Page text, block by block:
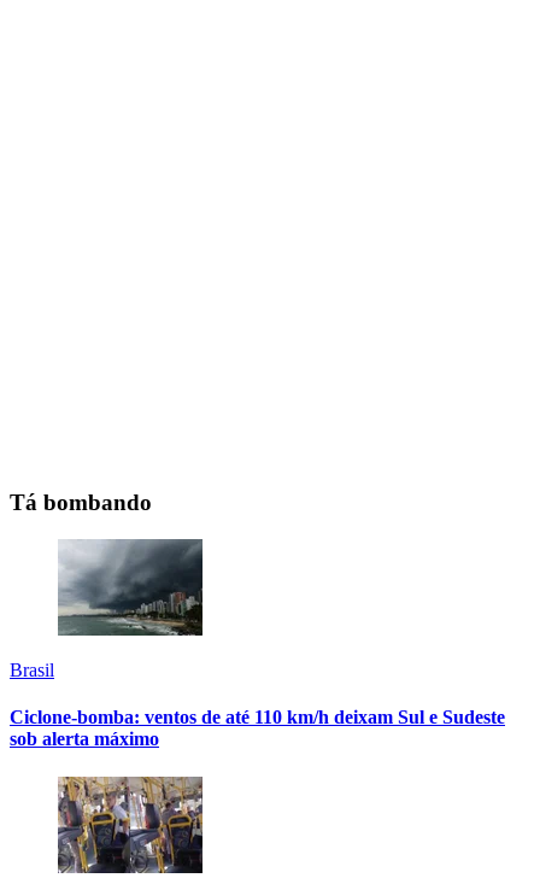
Tá bombando
Brasil
Ciclone-bomba: ventos de até 110 km/h deixam Sul e Sudeste
sob alerta máximo